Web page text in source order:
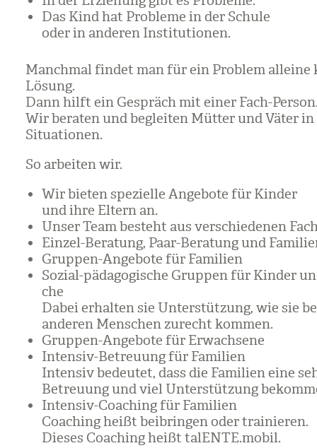
Das Kind hat Pro­bleme in der Schule
oder in ande­ren Insti­tu­tio­nen.
Manch­mal fin­det man für ein Pro­blem alleine
Lösung.
Dann hilft ein Gespräch mit einer Fach-
Wir bera­ten und beglei­ten Müt­ter und Väter in
Situa­tio­nen.
So arbei­ten wir.
Wir bie­ten spe­zi­elle Ange­bote für Kin­der
und ihre Eltern an.
Unser Team besteht aus ver­schie­de­nen
Ein­zel-Bera­tung, Paar-Bera­tung und
Grup­pen-Ange­bote für Fami­lien
Sozial-päd­ago­gi­sche Grup­pen für Kin­der
che
Dabei erhal­ten sie Unter­stüt­zung, wie sie
ande­ren Men­schen zurecht kom­men.
Grup­pen-Ange­bote für Erwach­sene
Inten­siv-Betreu­ung für Fami­lien
Inten­siv bedeu­tet, dass die Fami­lien eine
Betreu­ung und viel Unter­stüt­zung
Inten­siv-Coa­ching für Fami­lien
Coa­ching heißt bei­brin­gen oder trai­nie­ren.
Die­ses Coa­ching heißt talENTE.mobil.